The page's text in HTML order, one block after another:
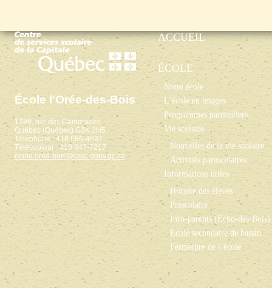
École l'Orée-des-Bois
1389, rue des Camarades
Québec (Québec) G3K 2N5
Téléphone : 418 686-4697
Télécopieur : 418 847-7217
ecole.oree-bois@cssc.gouv.qc.ca
ACCUEIL
ÉCOLE
Notre école
L’école en images
Programmes particuliers
Vie scolaire
Nouvelles de la vie scolaire
Activités parascolaires
Informations utiles
Horaire des élèves
Préscolaire
Info-parents (Écho-des-Bois)
École secondaire de bassin
Fermeture de l’école